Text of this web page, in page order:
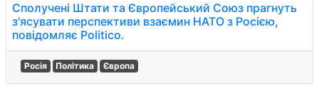
Сполучені Штати та Європейський Союз прагнуть
з'ясувати перспективи взаємин НАТО з Росією,
повідомляє Politico.
Росія Політика Європа